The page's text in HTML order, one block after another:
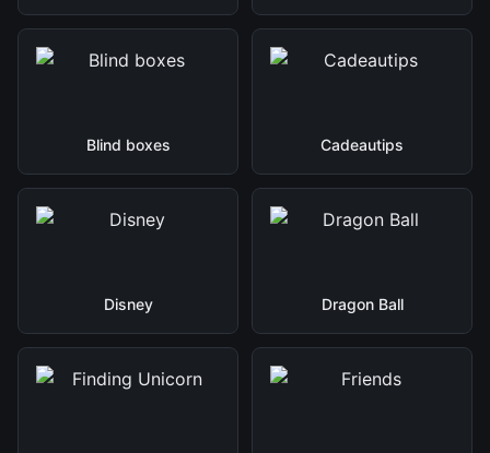
Blind boxes Cadeautips
Disney Dragon Ball